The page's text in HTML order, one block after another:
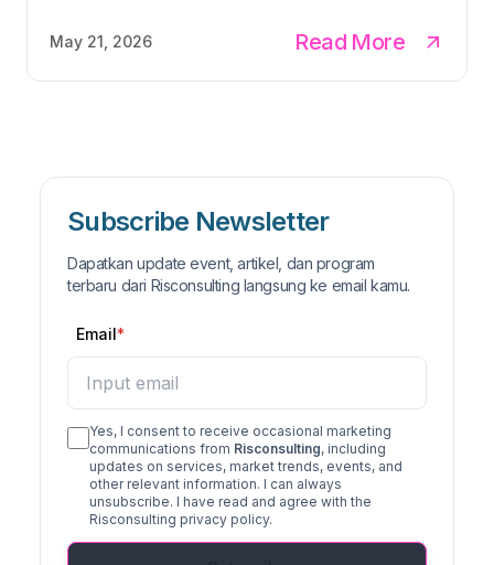
May 21, 2026 Read More
Subscribe Newsletter
Dapatkan update event, artikel, dan program
terbaru dari Risconsulting langsung ke email kamu.
Email
Yes, I consent to receive occasional marketing
communications from Risconsulting, including
updates on services, market trends, events, and
other relevant information. I can always
unsubscribe. I have read and agree with the
Risconsulting privacy policy.